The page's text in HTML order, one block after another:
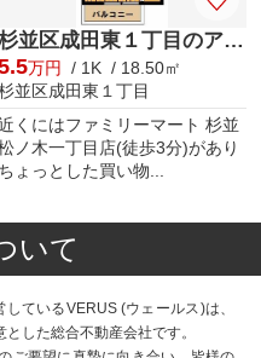
杉並区成田東１丁目のアパート
万円
/ 1K / 18.50㎡
並区成田東１丁目
くにはファミリーマート 杉並
ノ木一丁目店(徒歩3分)があり
ちょっとした買い物...
いて
ているVERUS (ウェールス)は、
した総合不動産会社です。